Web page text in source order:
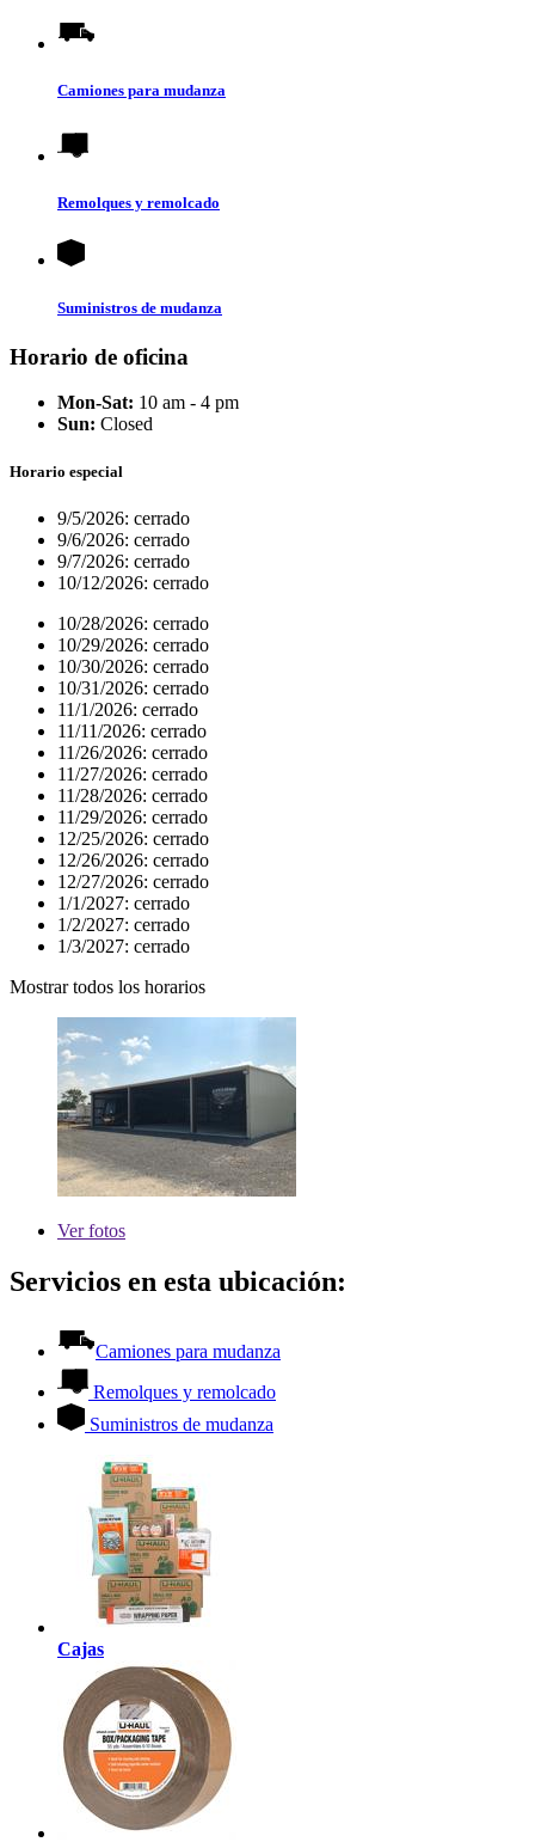
Camiones para mudanza
Remolques y remolcado
Suministros de mudanza
Horario de oficina
Mon-Sat: 10 am - 4 pm
Sun: Closed
Horario especial
9/5/2026: cerrado
9/6/2026: cerrado
9/7/2026: cerrado
10/12/2026: cerrado
10/28/2026: cerrado
10/29/2026: cerrado
10/30/2026: cerrado
10/31/2026: cerrado
11/1/2026: cerrado
11/11/2026: cerrado
11/26/2026: cerrado
11/27/2026: cerrado
11/28/2026: cerrado
11/29/2026: cerrado
12/25/2026: cerrado
12/26/2026: cerrado
12/27/2026: cerrado
1/1/2027: cerrado
1/2/2027: cerrado
1/3/2027: cerrado
Mostrar todos los horarios
Verfotos
Servicios en esta ubicación:
Camiones para mudanza
Remolques y remolcado
Suministros de mudanza
Cajas